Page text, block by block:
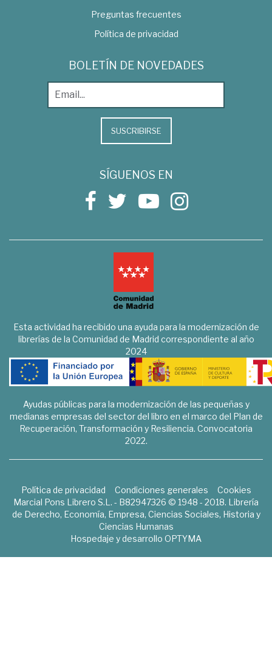
Preguntas frecuentes
Política de privacidad
BOLETÍN DE NOVEDADES
SUSCRIBIRSE
SÍGUENOS EN
Esta actividad ha recibido una ayuda para la modernización de
librerías de la Comunidad de Madrid correspondiente al año
2024
Ayudas públicas para la modernización de las pequeñas y
medianas empresas del sector del libro en el marco del Plan de
Recuperación, Transformación y Resiliencia. Convocatoria
2022.
Política de privacidad Condiciones generales
Cookies
Marcial Pons Librero S.L. - B82947326 © 1948 - 2018. Librería
de Derecho, Economía, Empresa, Ciencias Sociales, Historia y
Ciencias Humanas
Hospedaje y desarrollo OPTYMA